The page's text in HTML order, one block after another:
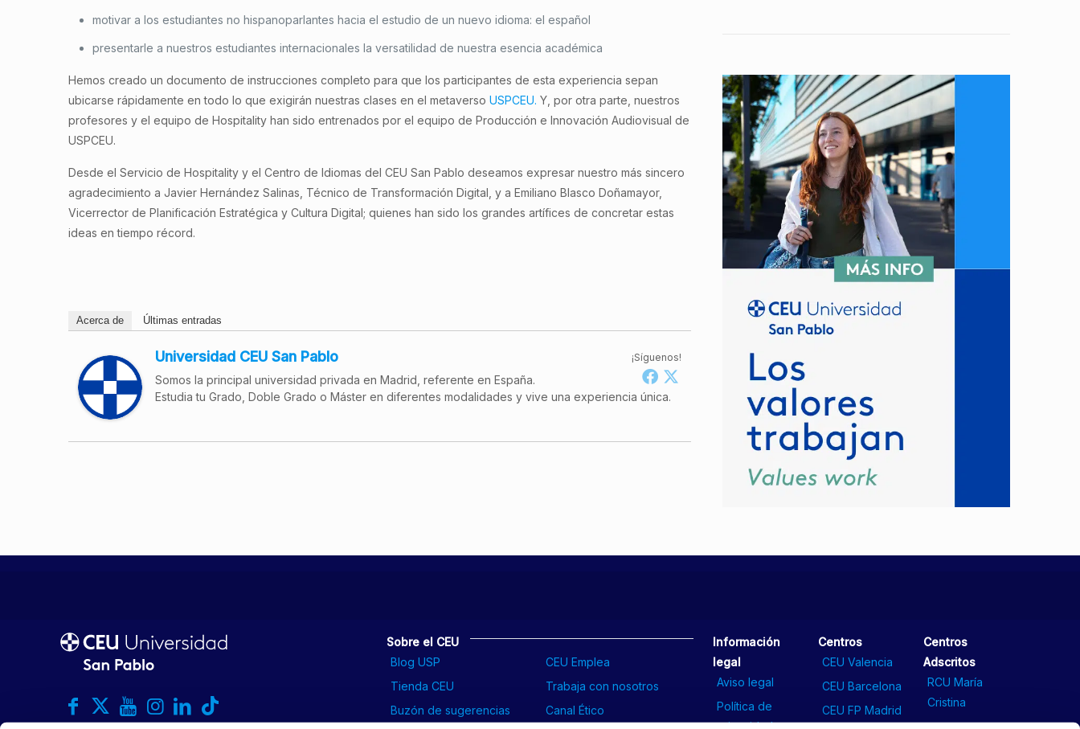
motivar a los estudiantes no hispanoparlantes hacia el estudio de un nuevo idioma: el español
presentarle a nuestros estudiantes internacionales la versatilidad de nuestra esencia académica
Hemos creado un documento de instrucciones completo para que los participantes de esta experiencia sepan
ubicarse rápidamente en todo lo que exigirán nuestras clases en el metaversoUSPCEU. Y, por otra parte, nuestros
profesores y el equipo de Hospitality han sido entrenados por el equipo de Producción e Innovación Audiovisual de
USPCEU.
Desde el Servicio de Hospitality y el Centro de Idiomas del CEU San Pablo deseamos expresar nuestro más sincero
agradecimiento a Javier Hernández Salinas, Técnico de Transformación Digital, y a Emiliano Blasco Doñamayor,
Vicerrector de Planificación Estratégica y Cultura Digital; quienes han sido los grandes artífices de concretar estas
ideas en tiempo récord.
Acerca de Últimas entradas
¡Síguenos!
Universidad CEU San Pablo
Somos la principal universidad privada en Madrid, referente en España.
Estudia tu Grado, Doble Grado o Máster en diferentes modalidades y vive una experiencia única.
Sobre el CEU
Blog USP
CEU Emplea
Tienda CEU
Trabaja con nosotros
Buzón de sugerencias
Canal Ético
Información
legal
Aviso legal
Política de
privacidad
Centros
CEU Valencia
CEU Barcelona
CEU FP Madrid
Centros
Adscritos
RCU María
Cristina